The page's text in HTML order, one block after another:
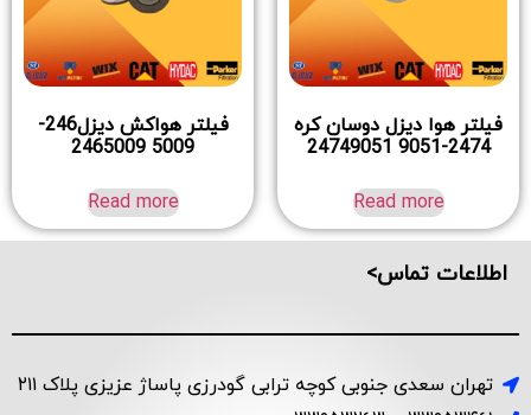
فیلتر هوا دیزل دوسان کره
2474-9051 24749051
Read more
فیلتر هواکش دیزل246-
5009 2465009
Read more
اطلاعات تماس>
تهران سعدی جنوبی کوچه ترابی گودرزی پاساژ عزیزی پلاک ۲۱۱